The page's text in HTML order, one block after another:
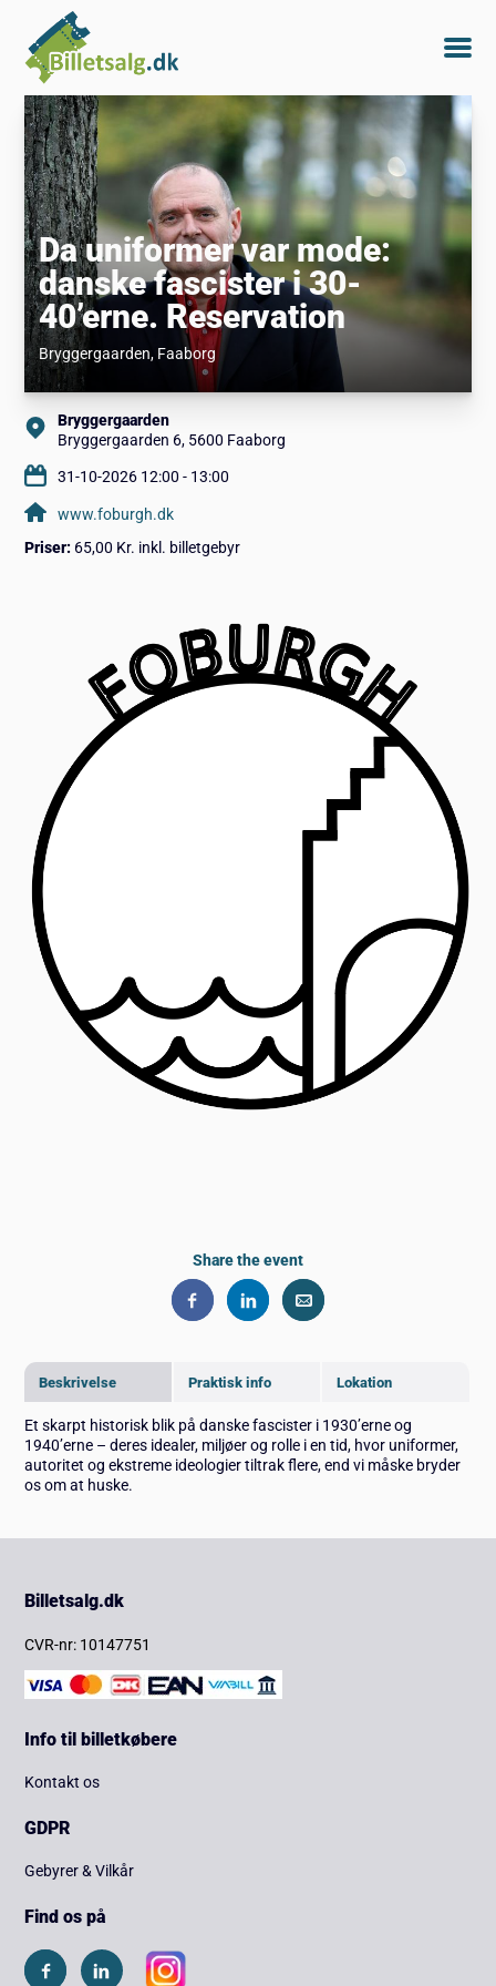
Da uniformer var mode:
danske fascister i 30-
40’erne. Reservation
Bryggergaarden, Faaborg
Beskrivelse Praktisk info Lokation
Et skarpt historisk blik på danske fascister i 1930’erne og
1940’erne – deres idealer, miljøer og rolle i en tid, hvor uniformer,
autoritet og ekstreme ideologier tiltrak flere, end vi måske bryder
os om at huske.
Bryggergaarden
Bryggergaarden 6, 5600 Faaborg
31-10-2026 12:00 - 13:00
www.foburgh.dk
Priser: 65,00 Kr. inkl. billetgebyr
Share the event
Billetsalg.dk
CVR-nr: 10147751
Info til billetkøbere
Kontakt os
GDPR
Gebyrer & Vilkår
Find os på